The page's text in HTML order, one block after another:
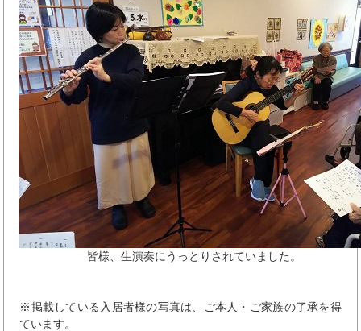
皆様、生演奏にうっとりされていました。
※掲載している入居者様の写真は、ご本人・ご家族の了承を得
ています。